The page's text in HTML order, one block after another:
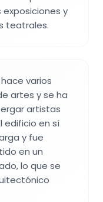
y
teatrales.
varios
artes y se ha
artistas
edificio en sí
y fue
en un
lo que se